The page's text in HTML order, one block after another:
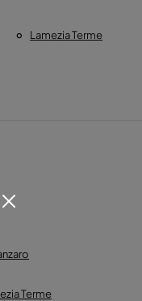
Lamezia Terme
Terme